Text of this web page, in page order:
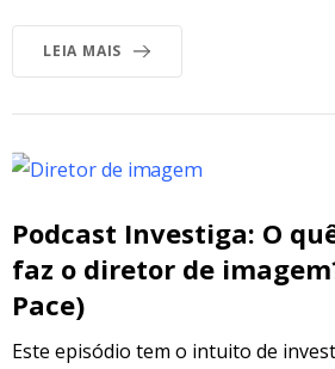
LEIA MAIS
Podcast Investiga: O
faz o diretor de
Pace)
Este episódio tem o intuito de